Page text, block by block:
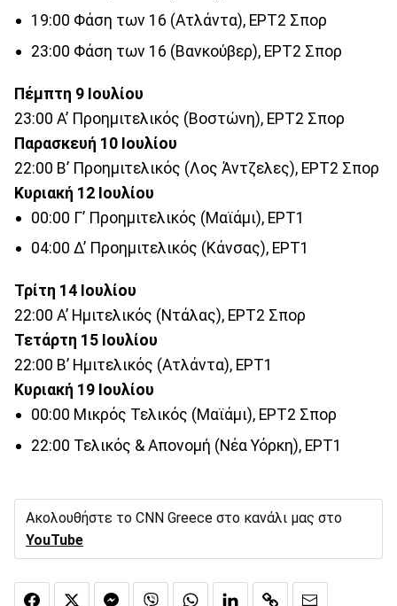
19:00 Φάση των 16 (Ατλάντα), ΕΡΤ2 Σπορ
23:00 Φάση των 16 (Βανκούβερ), ΕΡΤ2 Σπορ
Πέμπτη 9 Ιουλίου
23:00 Α’ Προημιτελικός (Βοστώνη), ΕΡΤ2 Σπορ
Παρασκευή 10 Ιουλίου
22:00 Β’ Προημιτελικός (Λος Άντζελες), ΕΡΤ2 Σπορ
Κυριακή 12 Ιουλίου
00:00 Γ’ Προημιτελικός (Μαϊάμι), ΕΡΤ1
04:00 Δ’ Προημιτελικός (Κάνσας), ΕΡΤ1
Τρίτη 14 Ιουλίου
22:00 Α’ Ημιτελικός (Ντάλας), ΕΡΤ2 Σπορ
Τετάρτη 15 Ιουλίου
22:00 Β’ Ημιτελικός (Ατλάντα), ΕΡΤ1
Κυριακή 19 Ιουλίου
00:00 Μικρός Τελικός (Μαϊάμι), ΕΡΤ2 Σπορ
22:00 Τελικός & Απονομή (Νέα Υόρκη), ΕΡΤ1
Ακολουθήστε το CNN Greece στο κανάλι μας στο
YouTube